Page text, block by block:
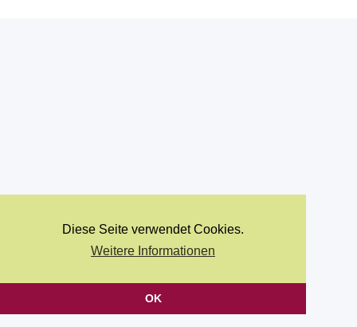
Diese Seite verwendet Cookies.
Weitere Informationen
OK